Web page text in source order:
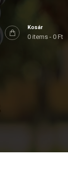
Kosár
0 items - 0 Ft